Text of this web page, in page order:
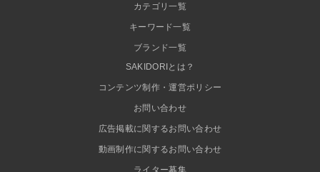
カテゴリ一覧
キーワード一覧
ブランド一覧
SAKIDORIとは？
コンテンツ制作・運営ポリシー
お問い合わせ
広告掲載に関するお問い合わせ
動画制作に関するお問い合わせ
ライター募集